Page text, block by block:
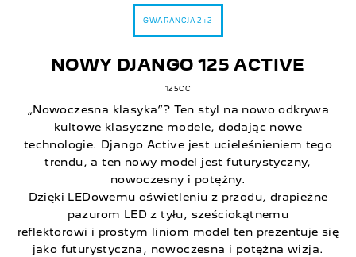
GWARANCJA 2+2
NOWY DJANGO 125 ACTIVE
125CC
„Nowoczesna klasyka”? Ten styl na nowo odkrywa
kultowe klasyczne modele, dodając nowe
technologie. Django Active jest ucieleśnieniem tego
trendu, a ten nowy model jest futurystyczny,
nowoczesny i potężny.
Dzięki LEDowemu oświetleniu z przodu, drapieżne
pazurom LED z tyłu, sześciokątnemu
reflektorowi i prostym liniom model ten prezentuje się
jako futurystyczna, nowoczesna i potężna wizja.